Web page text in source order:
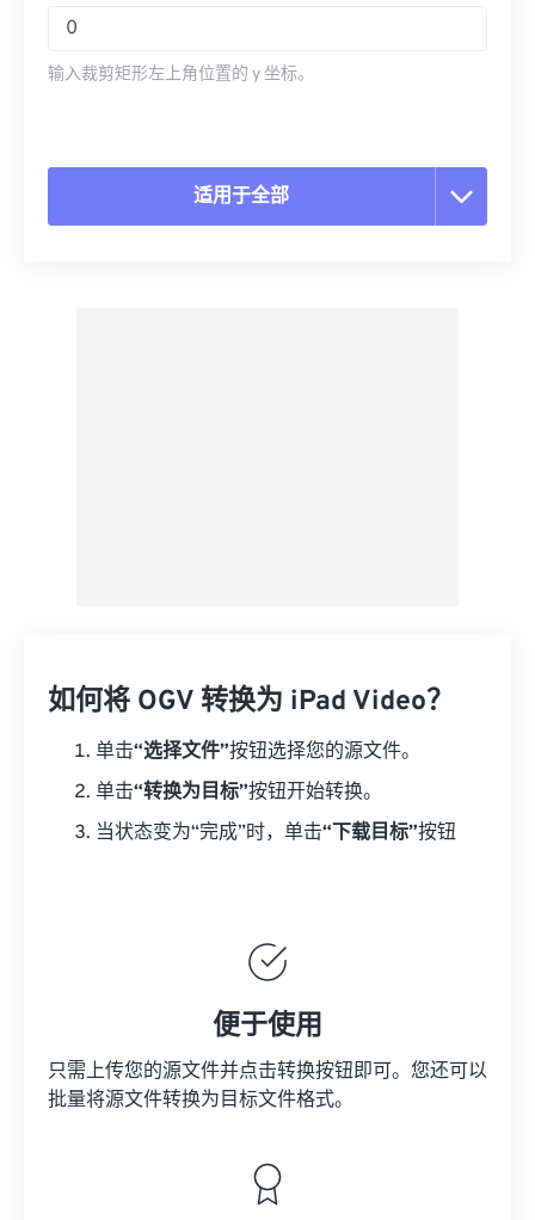
输入裁剪矩形左上角位置的 y 坐标。
适用于全部
如何将 OGV 转换为 iPad Video？
单击“选择文件”按钮选择您的源文件。
单击“转换为目标”按钮开始转换。
当状态变为“完成”时，单击“下载目标”按钮
便于使用
只需上传您的源文件并点击转换按钮即可。您还可以
批量将源文件转换为目标文件格式。